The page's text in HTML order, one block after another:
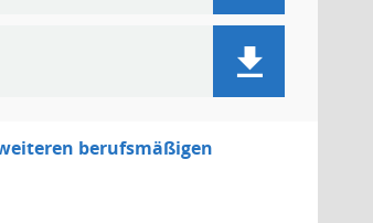
berufsmäßigen